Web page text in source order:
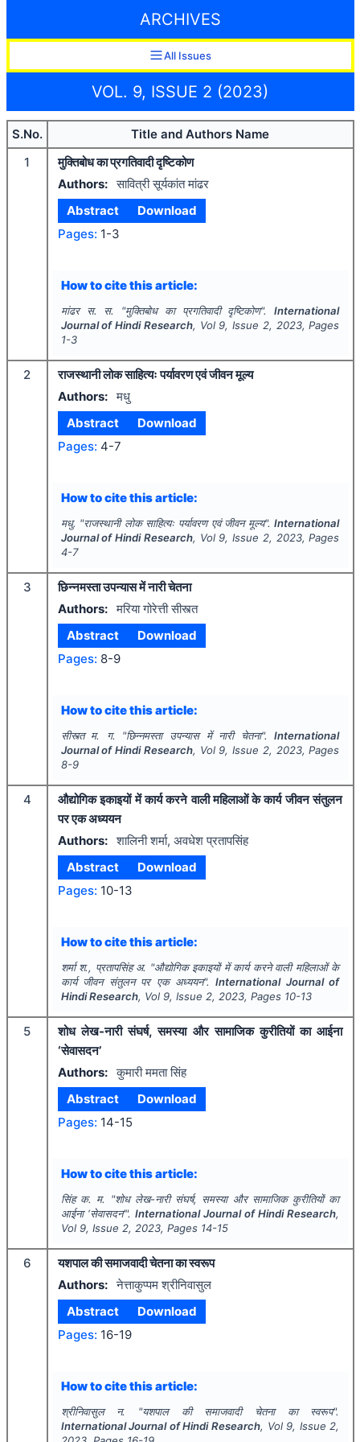
ARCHIVES
All Issues
VOL. 9, ISSUE 2 (2023)
S.No.
Title and Authors Name
1
मुक्तिबोध का प्रगतिवादी दृष्टिकोण
Authors: सावित्री सूर्यकांत मांढर
Abstract
Download
Pages: 1-3
How to cite this article:
मांढर स. स. "मुक्तिबोध का प्रगतिवादी दृष्टिकोण".International
Journal of Hindi Research, Vol 9, Issue 2, 2023, Pages
1-3
2
राजस्थानी लोक साहित्यः पर्यावरण एवं जीवन मूल्य
Authors: मधु
Abstract
Download
Pages: 4-7
How to cite this article:
मधु. "राजस्थानी लोक साहित्यः पर्यावरण एवं जीवन मूल्य".International
Journal of Hindi Research, Vol 9, Issue 2, 2023, Pages
4-7
3
छिन्नमस्ता उपन्यास में नारी चेतना
Authors: मरिया गोरेत्ती सीस्त्त
Abstract
Download
Pages: 8-9
How to cite this article:
सीस्त्त म. ग. "छिन्नमस्ता उपन्यास में नारी चेतना".International
Journal of Hindi Research, Vol 9, Issue 2, 2023, Pages
8-9
4
औद्योगिक इकाइयों में कार्य करने वाली महिलाओं के कार्य जीवन संतुलन
पर एक अध्ययन
Authors: शालिनी शर्मा, अवधेश प्रतापसिंह
Abstract
Download
Pages: 10-13
How to cite this article:
शर्मा श., प्रतापसिंह अ. "औद्योगिक इकाइयों में कार्य करने वाली महिलाओं के
कार्य जीवन संतुलन पर एक अध्ययन".International Journal of
Hindi Research, Vol 9, Issue 2, 2023, Pages 10-13
5
शोध लेख-नारी संघर्ष, समस्या और सामाजिक कुरीतियों का आईना
‘सेवासदन’
Authors: कुमारी ममता सिंह
Abstract
Download
Pages: 14-15
How to cite this article:
सिंह क. म. "शोध लेख-नारी संघर्ष, समस्या और सामाजिक कुरीतियों का
आईना ‘सेवासदन’". International Journal of Hindi Research,
Vol 9, Issue 2, 2023, Pages 14-15
6
यशपाल की समाजवादी चेतना का स्वरूप
Authors: नेत्ताकुप्पम श्रीनिवासुल
Abstract
Download
Pages: 16-19
How to cite this article:
श्रीनिवासुल न. "यशपाल की समाजवादी चेतना का स्वरूप".
International Journal of Hindi Research, Vol 9, Issue 2,